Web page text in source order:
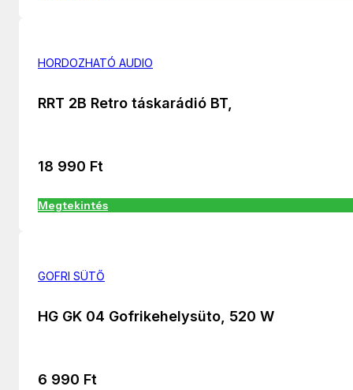
HORDOZHATÓ AUDIO
RRT 2B Retro táskarádió BT,
18 990 Ft
Megtekintés
GOFRI SÜTŐ
HG GK 04 Gofrikehelysüto, 520 W
6 990 Ft